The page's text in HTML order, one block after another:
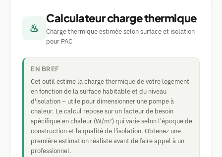
♨
Calculateur charge thermique
Charge thermique estimée selon surface et isolation
pour PAC
EN BREF
Cet outil estime la charge thermique de votre logement
en fonction de la surface habitable et du niveau
d'isolation – utile pour dimensionner une pompe à
chaleur. Le calcul repose sur un facteur de besoin
spécifique en chaleur (W/m²) qui varie selon l'époque de
construction et la qualité de l'isolation. Obtenez une
première estimation réaliste avant de faire appel à un
professionnel.